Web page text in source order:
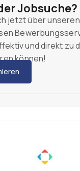
Jobsuche?
jetzt über
und direkt zu
können!